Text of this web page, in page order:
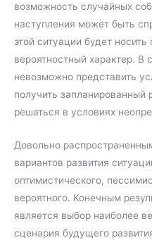
возможность случайных
наступления может быть
этой ситуации будет носить
вероятностный характер. В
невозможно представить
получить запланированный
решаться в условиях
Довольно
вариантов развития
оптимистического,
вероятного. Конечным
является выбор наиболее
сценария будущего